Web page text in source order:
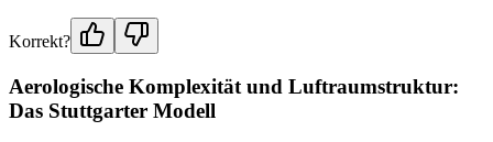
Korrekt?
Aerologische Komplexität und Luftraumstruktur:
Das Stuttgarter Modell